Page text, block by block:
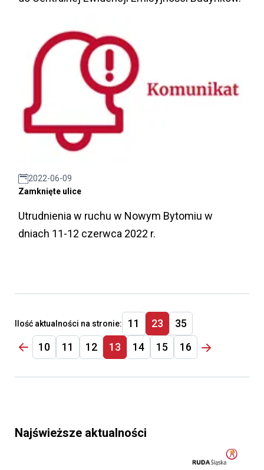
2022-06-09
Zamknięte ulice
Utrudnienia w ruchu w Nowym Bytomiu w
dniach 11-12 czerwca 2022 r.
Ilość aktualności na stronie: 11 23
35
10
11 12 13 14 15 16
Najświeższe aktualności